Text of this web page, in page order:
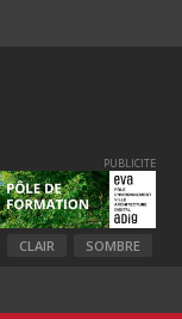
PUBLICITE
CLAIR SOMBRE